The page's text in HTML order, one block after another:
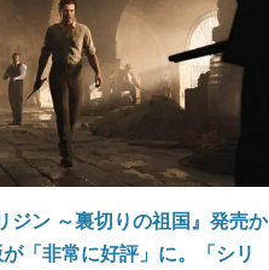
ジン ～裏切りの祖国』発売か
「非常に好評」に。「シリ